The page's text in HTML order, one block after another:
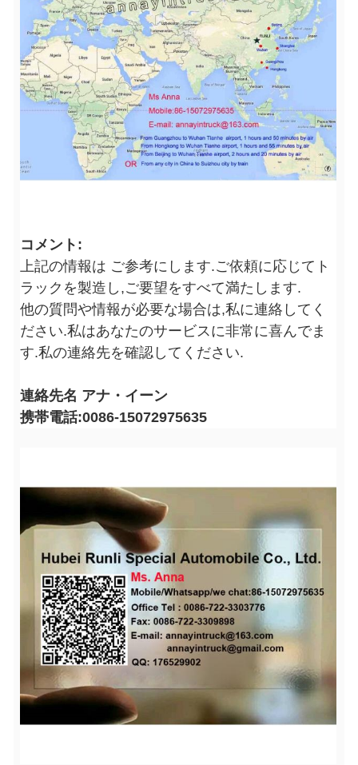
コメント:
上記の情報は ご参考にします.ご依頼に応じてト
ラックを製造し,ご要望をすべて満たします.
他の質問や情報が必要な場合は,私に連絡してく
ださい.私はあなたのサービスに非常に喜んでま
す.私の連絡先を確認してください.
連絡先名 アナ・イーン
携帯電話:0086-15072975635